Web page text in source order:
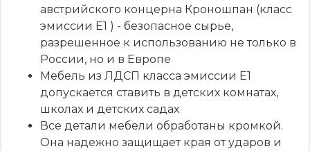
австрийского концерна Кроношпан (класс
эмиссии Е1 ) - безопасное сырье,
разрешенное к использованию не только в
России, но и в Европе
Мебель из ЛДСП класса эмиссии Е1
допускается ставить в детских комнатах,
школах и детских садах
Все детали мебели обработаны кромкой.
Она надежно защищает края от ударов и